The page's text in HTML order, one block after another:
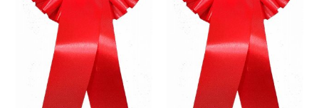
termékoldalon